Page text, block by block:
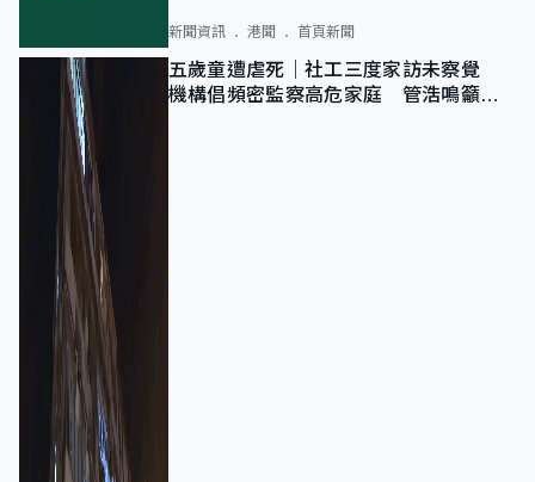
新聞資訊 港聞 首頁新聞
五歲童遭虐死｜社工三度家訪未察覺
機構倡頻密監察高危家庭 管浩鳴籲加